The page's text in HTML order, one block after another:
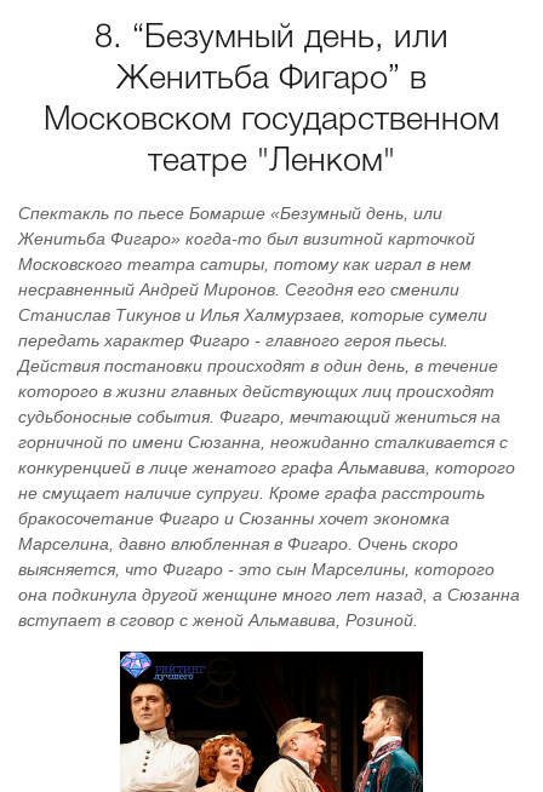
8. “Безумный день, или
Женитьба Фигаро” в
Московском государственном
театре "Ленком"
Спектакль по пьесе Бомарше «Безумный день, или
Женитьба Фигаро» когда-то был визитной карточкой
Московского театра сатиры, потому как играл в нем
несравненный Андрей Миронов. Сегодня его сменили
Станислав Тикунов и Илья Халмурзаев, которые сумели
передать характер Фигаро - главного героя пьесы.
Действия постановки происходят в один день, в течение
которого в жизни главных действующих лиц происходят
судьбоносные события. Фигаро, мечтающий жениться на
горничной по имени Сюзанна, неожиданно сталкивается с
конкуренцией в лице женатого графа Альмавива, которого
не смущает наличие супруги. Кроме графа расстроить
бракосочетание Фигаро и Сюзанны хочет экономка
Марселина, давно влюбленная в Фигаро. Очень скоро
выясняется, что Фигаро - это сын Марселины, которого
она подкинула другой женщине много лет назад, а Сюзанна
вступает в сговор с женой Альмавива, Розиной.